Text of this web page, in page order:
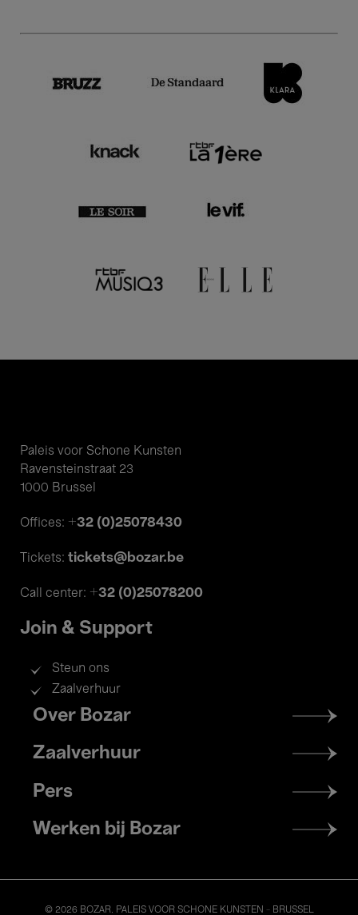
Paleis voor Schone Kunsten
Ravensteinstraat 23
1000 Brussel
Offices: +32 (0)25078430
Tickets: tickets@bozar.be
Call center: +32 (0)25078200
Join & Support
Steun ons
Zaalverhuur
Footer
menu
Over Bozar
Zaalverhuur
Pers
Werken bij Bozar
© 2026 BOZAR. PALEIS VOOR SCHONE KUNSTEN - BRUSSEL